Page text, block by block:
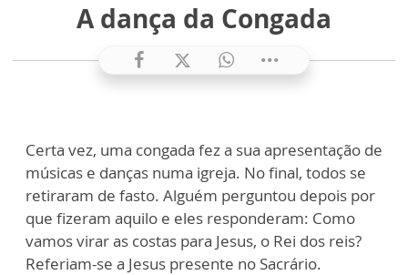
A dança da Congada
Certa vez, uma congada fez a sua apresentação de
músicas e danças numa igreja. No final, todos se
retiraram de fasto. Alguém perguntou depois por
que fizeram aquilo e eles responderam: Como
vamos virar as costas para Jesus, o Rei dos reis?
Referiam-se a Jesus presente no Sacrário.